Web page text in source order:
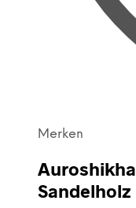
Merken
Sandelholz